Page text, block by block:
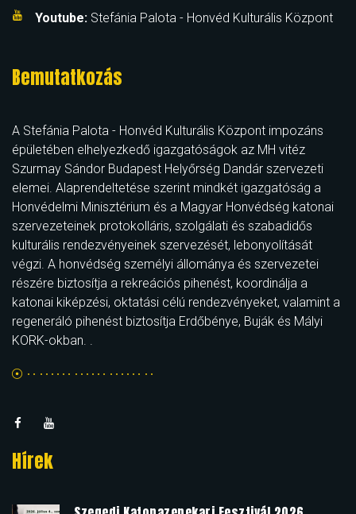
Youtube: Stefánia Palota - Honvéd Kulturális Központ
Bemutatkozás
A Stefánia Palota - Honvéd Kulturális Központ impozáns
épületében elhelyezkedő igazgatóságok az MH vitéz
Szurmay Sándor Budapest Helyőrség Dandár szervezeti
elemei. Alaprendeltetése szerint mindkét igazgatóság a
Honvédelmi Minisztérium és a Magyar Honvédség katonai
szervezeteinek protokolláris, szolgálati és szabadidős
kulturális rendezvényeinek szervezését, lebonyolítását
végzi. A honvédség személyi állománya és szervezetei
részére biztosítja a rekreációs pihenést, koordinálja a
katonai kiképzési, oktatási célú rendezvényeket, valamint a
regeneráló pihenést biztosítja Erdőbénye, Buják és Mályi
KORK-okban. .
Hírek